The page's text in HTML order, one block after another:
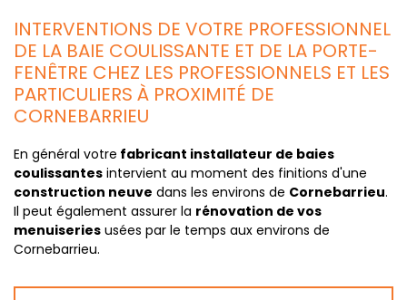
INTERVENTIONS DE VOTRE PROFESSIONNEL
DE LA BAIE COULISSANTE ET DE LA PORTE-
FENÊTRE CHEZ LES PROFESSIONNELS ET LES
PARTICULIERS À PROXIMITÉ DE
CORNEBARRIEU
En général votre fabricant installateur de baies
coulissantes intervient au moment des finitions d'une
construction neuve dans les environs de Cornebarrieu.
Il peut également assurer la rénovation de vos
menuiseries usées par le temps aux environs de
Cornebarrieu.